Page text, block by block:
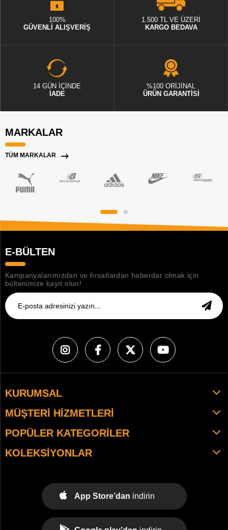
100%
GÜVENLİ ALIŞVERİŞ
1.500 TL VE ÜZERİ
KARGO BEDAVA
14 GÜN İÇİNDE
İADE
%100 ORİJİNAL
ÜRÜN GARANTİSİ
MARKALAR
TÜM MARKALAR
E-BÜLTEN
Kampanyalarımızdan ve fırsatlardan haberdar olmak için
bültenimize kayıt olun!
KURUMSAL
MÜŞTERI HIZMETLERI
POPÜLER KATEGORILER
KOLEKSIYONLAR
App Store’dan indirin